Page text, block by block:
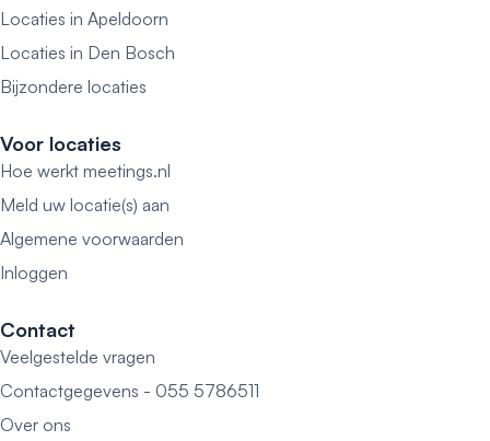
Locaties in Apeldoorn
Locaties in Den Bosch
Bijzondere locaties
Voor locaties
Hoe werkt meetings.nl
Meld uw locatie(s) aan
Algemene voorwaarden
Inloggen
Contact
Veelgestelde vragen
Contactgegevens - 055 5786511
Over ons